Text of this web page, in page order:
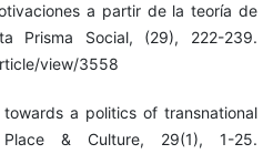
a partir de la teoría de
Prisma Social, (29), 222-239.
view/3558
a politics of transnational
& Culture, 29(1), 1-25.